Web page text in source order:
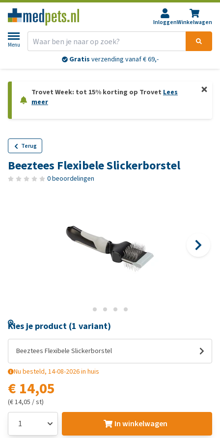
InloggenWinkelwagen
Menu
Gratis verzending vanaf € 69,-
Trovet Week: tot 15% korting op Trovet Lees
meer
Terug
Beeztees Flexibele Slickerborstel
0 beoordelingen
Kies je product (1 variant)
Beeztees Flexibele Slickerborstel
Nu besteld, 14-08-2026 in huis
€ 14,05
(€ 14,05 / st)
In winkelwagen